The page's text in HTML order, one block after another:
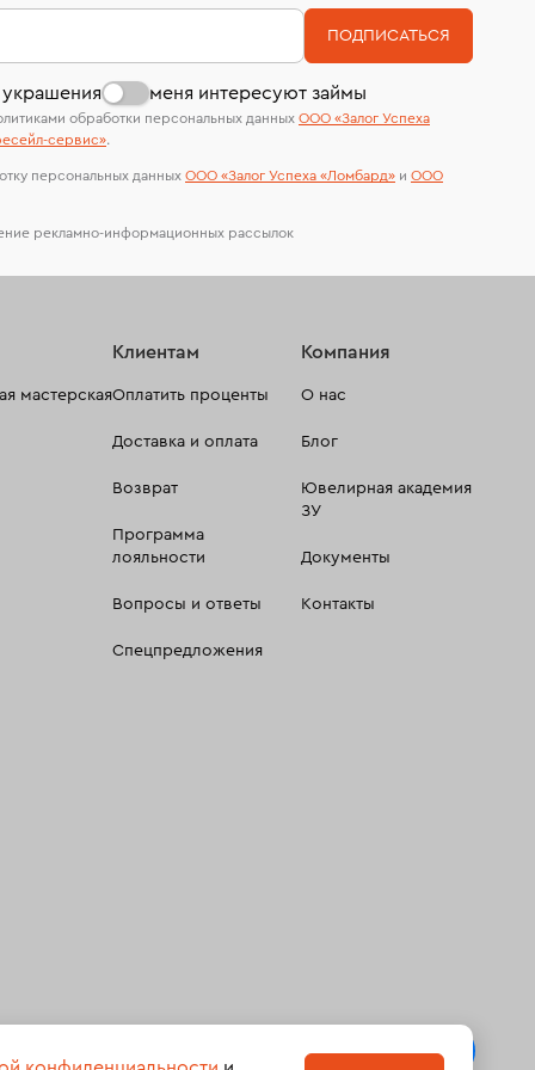
В кредит от Т-Банка (до 50 000 руб., на 3–6
мес.)
На особо ценные изделия получены
сертификаты МГУ и других геммологических
лабораторий
меня интересуют займы
ПОДПИСАТЬСЯ
обработки персональных данных ООО «Залог Успеха
сервиc».
персональных данных ООО «Залог Успеха «Ломбард» и ООО
рекламно-информационных рассылок
мастерская
Клиентам
Оплатить проценты
Доставка и оплата
Возврат
Программа
лояльности
Вопросы и ответы
Спецпредложения
Компания
О нас
Блог
Ювелирная академия
ЗУ
Документы
Контакты